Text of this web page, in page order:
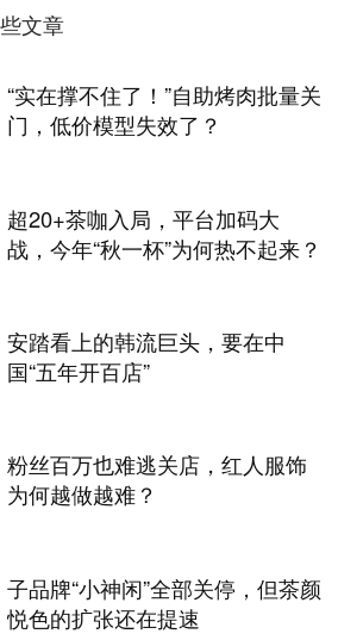
文章
“实在撑不住了！”自助烤肉批量关
门，低价模型失效了？
超20+茶咖入局，平台加码大
战，今年“秋一杯”为何热不起来？
安踏看上的韩流巨头，要在中
国“五年开百店”
粉丝百万也难逃关店，红人服饰
为何越做越难？
子品牌“小神闲”全部关停，但茶颜
悦色的扩张还在提速